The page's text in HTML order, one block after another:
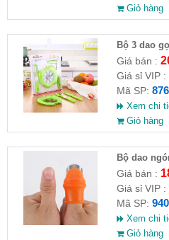
Giỏ hàng
Bộ 3 dao
Giá bán :
Giá sỉ VIP :
Mã SP:
Xem chi
Giỏ hàng
Bộ dao
Giá bán :
Giá sỉ VIP :
Mã SP:
Xem chi
Giỏ hàng